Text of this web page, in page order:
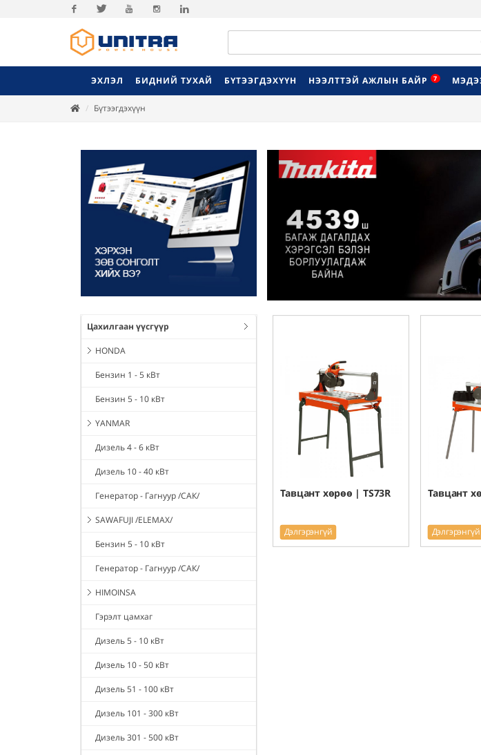
Facebook
ЭХЛЭЛ БИДНИЙ ТУХАЙ БҮТЭЭГДЭХҮҮН НЭЭЛТТЭЙ АЖЛЫН БАЙР 7
Бүтээгдэхүүн
Цахилгаан үүсгүүр
HONDA
Бензин 1 - 5 кВт
Бензин 5 - 10 кВт
YANMAR
Дизель 4 - 6 кВт
Дизель 10 - 40 кВт
Генератор - Гагнуур /САК/
SAWAFUJI /ELEMAX/
Бензин 5 - 10 кВт
Генератор - Гагнуур /САК/
HIMOINSA
Гэрэлт цамхаг
Дизель 5 - 10 кВт
Дизель 10 - 50 кВт
Дизель 51 - 100 кВт
Дизель 101 - 300 кВт
Дизель 301 - 500 кВт
Previous
Тавцант хөрөө | TS73R
Дэлгэрэнгүй
Тавцант
Дэлгэрэнгүй